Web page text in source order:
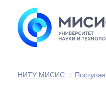
НИТУ МИСИС